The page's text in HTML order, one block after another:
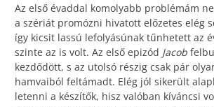
Az első évaddal komolyabb problémám
a szériát promózni hivatott előzetes elég
így kicsit lassú lefolyásúnak tűnhetett az
szinte az is volt. Az első epizód Jacob
kezdődött, s az utolsó részig csak pár
hamvaiból feltámadt. Elég jól sikerült
letenni a készítők, hisz valóban kíváncsi